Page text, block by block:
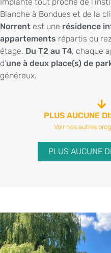
Blanche à Bondues et de la
Norrent est une résidence
appartements répartis du
étage. Du T2 au T4, chaque
d’une à deux place(s) de
généreux.
PLUS AUCUNE
Voir nos autres
PLUS AUCUNE